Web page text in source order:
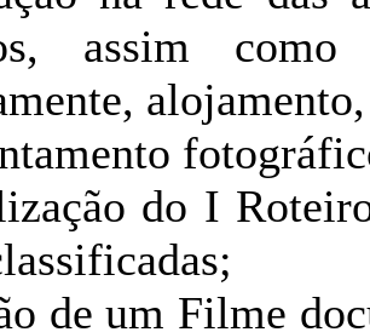
assim como
do I
de um Filme